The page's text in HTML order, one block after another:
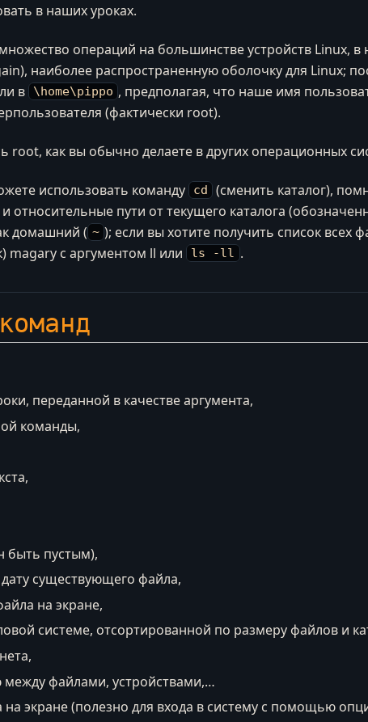
в наших уроках.
операций на большинстве устройств Linux,
наиболее распространенную оболочку для Linux;
в
\home\pippo , предполагая, что наше имя
(фактически root).
как вы обычно делаете в других операционных
использовать команду cd
(сменить каталог),
и относительные пути от текущего каталога
домашний ( ~ ); если вы хотите получить список всех
magary с аргументом ll или ls -ll .
переданной в качестве аргумента,
команды,
быть пустым),
существующего файла,
на экране,
системе, отсортированной по размеру файлов и
файлами, устройствами,…
на экране (полезно для входа в систему с помощью